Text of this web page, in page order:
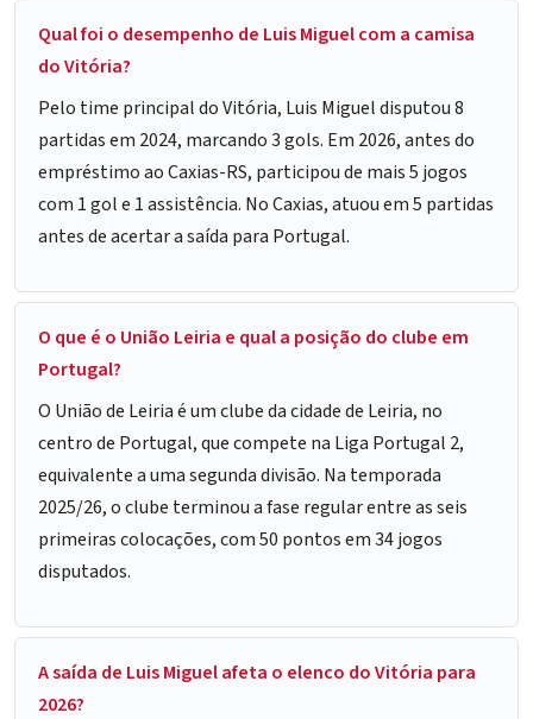
Qual foi o desempenho de Luis Miguel com a camisa
do Vitória?
Pelo time principal do Vitória, Luis Miguel disputou 8
partidas em 2024, marcando 3 gols. Em 2026, antes do
empréstimo ao Caxias-RS, participou de mais 5 jogos
com 1 gol e 1 assistência. No Caxias, atuou em 5 partidas
antes de acertar a saída para Portugal.
O que é o União Leiria e qual a posição do clube em
Portugal?
O União de Leiria é um clube da cidade de Leiria, no
centro de Portugal, que compete na Liga Portugal 2,
equivalente a uma segunda divisão. Na temporada
2025/26, o clube terminou a fase regular entre as seis
primeiras colocações, com 50 pontos em 34 jogos
disputados.
A saída de Luis Miguel afeta o elenco do Vitória para
2026?